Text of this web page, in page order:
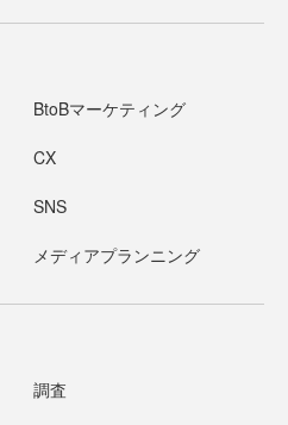
BtoBマーケティング
CX
SNS
メディアプランニング
調査